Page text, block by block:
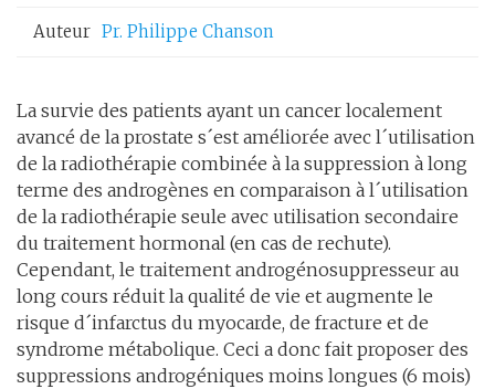
Auteur Pr. Philippe Chanson
La survie des patients ayant un cancer localement
avancé de la prostate s´est améliorée avec l´utilisation
de la radiothérapie combinée à la suppression à long
terme des androgènes en comparaison à l´utilisation
de la radiothérapie seule avec utilisation secondaire
du traitement hormonal (en cas de rechute).
Cependant, le traitement androgénosuppresseur au
long cours réduit la qualité de vie et augmente le
risque d´infarctus du myocarde, de fracture et de
syndrome métabolique. Ceci a donc fait proposer des
suppressions androgéniques moins longues (6 mois)